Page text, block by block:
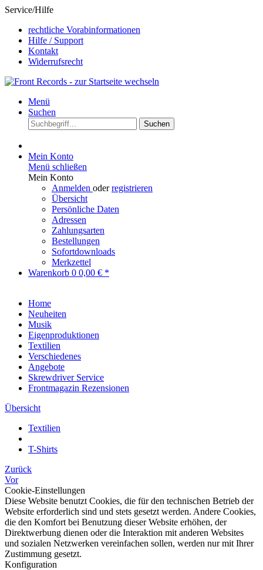
Service/Hilfe
rechtliche Vorabinformationen
Hilfe / Support
Kontakt
Widerrufsrecht
Menü
Suchen
Suchen
Mein Konto
Menü schließen
Mein Konto
Anmelden oderregistrieren
Übersicht
Persönliche Daten
Adressen
Zahlungsarten
Bestellungen
Sofortdownloads
Merkzettel
Warenkorb 0 0,00 € *
Home
Neuheiten
Musik
Eigenproduktionen
Textilien
Verschiedenes
Angebote
Skrewdriver Service
Frontmagazin Rezensionen
Übersicht
Textilien
T-Shirts
Zurück
Vor
Cookie-Einstellungen
Diese Website benutzt Cookies, die für den technischen Betrieb der
Website erforderlich sind und stets gesetzt werden. Andere Cookies,
die den Komfort bei Benutzung dieser Website erhöhen, der
Direktwerbung dienen oder die Interaktion mit anderen Websites
und sozialen Netzwerken vereinfachen sollen, werden nur mit Ihrer
Zustimmung gesetzt.
Konfiguration